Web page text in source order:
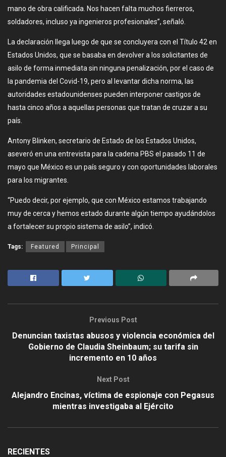
mano de obra calificada. Nos hacen falta muchos fierreros,
soldadores, incluso ya ingenieros profesionales”, señaló.
La declaración llega luego de que se concluyera con el Título 42 en
Estados Unidos, que se basaba en devolver a los solicitantes de
asilo de forma inmediata sin ninguna penalización, por el caso de
la pandemia del Covid-19, pero al levantar dicha norma, las
autoridades estadounidenses pueden interponer castigos de
hasta cinco años a aquellas personas que tratan de cruzar a su
país.
Antony Blinken, secretario de Estado de los Estados Unidos,
aseveró en una entrevista para la cadena PBS el pasado 11 de
mayo que México es un país seguro y con oportunidades laborales
para los migrantes.
“Puedo decir, por ejemplo, que con México estamos trabajando
muy de cerca y hemos estado durante algún tiempo ayudándolos
a fortalecer su propio sistema de asilo”, indicó.
Tags: Featured Principal
Previous Post
Denuncian taxistas abusos y violencia económica del
Gobierno de Claudia Sheinbaum; su tarifa sin
incremento en 10 años
Next Post
Alejandro Encinas, víctima de espionaje con Pegasus
mientras investigaba al Ejército
RECIENTES